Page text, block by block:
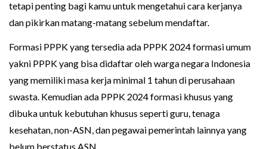
tetapi penting bagi kamu untuk mengetahui cara kerjanya
dan pikirkan matang-matang sebelum mendaftar.
Formasi PPPK yang tersedia ada PPPK 2024 formasi umum
yakni PPPK yang bisa didaftar oleh warga negara Indonesia
yang memiliki masa kerja minimal 1 tahun di perusahaan
swasta. Kemudian ada PPPK 2024 formasi khusus yang
dibuka untuk kebutuhan khusus seperti guru, tenaga
kesehatan, non-ASN, dan pegawai pemerintah lainnya yang
belum berstatus ASN.